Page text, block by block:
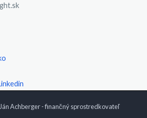
Achberger - finančný sprostredkovateľ